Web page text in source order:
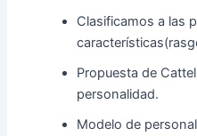
Clasificamos a las
Propuesta de
personalidad.
Modelo de